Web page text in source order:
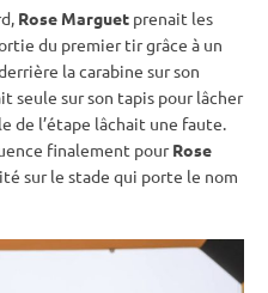
Rose Marguet prenait les
du premier tir grâce à un
lacarabine sur son
seule sur son tapis pour lâcher
de l’étape lâchait une faute.
finalement pourRose
sur le stade qui porte le nom